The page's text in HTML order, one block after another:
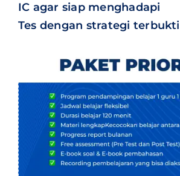
IC agar siap menghadapi
Tes dengan strategi